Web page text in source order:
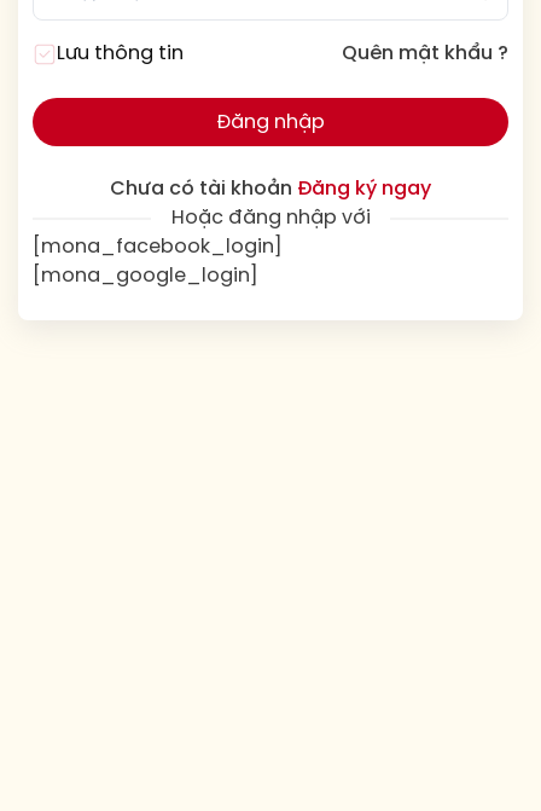
Lưu thông tin Quên mật khẩu ?
Đăng nhập
Chưa có tài khoản Đăng ký ngay
Hoặc đăng nhập với
[mona_facebook_login]
[mona_google_login]